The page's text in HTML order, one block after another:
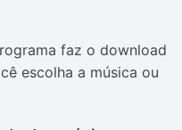
faz o download
escolha a música ou